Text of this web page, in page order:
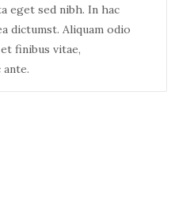
eget sed nibh. In hac
dictumst. Aliquam odio
finibus vitae,